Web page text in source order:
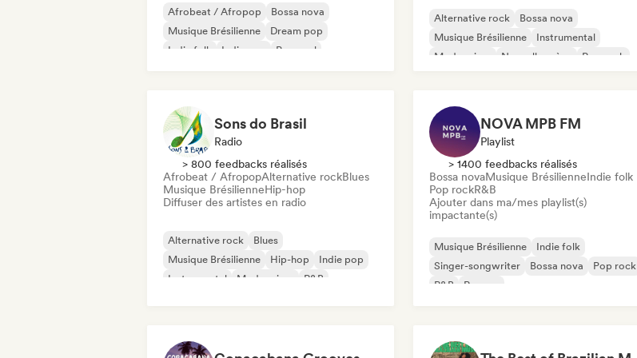
Afrobeat / Afropop
Bossa nova
Musique Brésilienne
Dream pop
Indie folk
Indie pop
Pop soul
Alternative rock
Bossa nova
Musique Brésilienne
Instrumental
Modern jazz
Nouvelle scène
Pop rock
Sons do Brasil
Radio
> 800 feedbacks réalisés
Afrobeat / AfropopAlternative rockBlues
Musique BrésilienneHip-hop
Diffuser des artistes en radio
Alternative rock
Blues
Musique Brésilienne
Hip-hop
Indie pop
Instrumental
Modern jazz R&B
NOVA MPB FM
Playlist
> 1400 feedbacks réalisés
Bossa novaMusique BrésilienneIndie folk
Pop rockR&B
Ajouter dans ma/mes playlist(s)
impactante(s)
Musique Brésilienne
Indie folk
Singer-songwriter
Bossa nova
Pop rock
R&B
Reggae